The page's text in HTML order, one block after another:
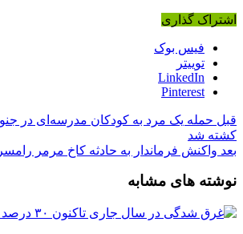
اشتراک گذاری
فیس بوک
توییتر
LinkedIn
Pinterest
قبل حمله یک مرد به کودکان مدرسه‌ای در
کشته شد
بعد واکنش فرماندار به حادثه کاخ مرمر رامسر
نوشته های مشابه